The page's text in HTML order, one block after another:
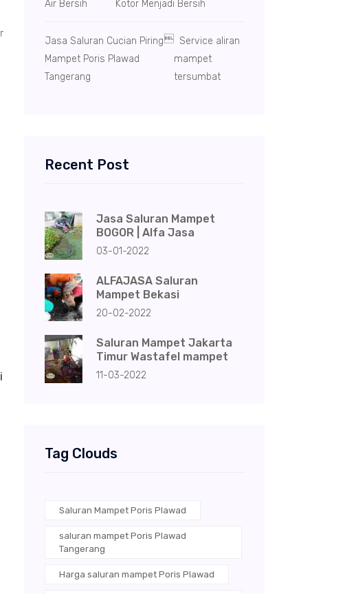
Air Bersih
Kotor Menjadi Bersih
Jasa Saluran Cucian Piring
Mampet Poris Plawad
Tangerang
Service aliran
mampet
tersumbat
Recent Post
Jasa Saluran Mampet
BOGOR | Alfa Jasa
03-01-2022
ALFAJASA Saluran
Mampet Bekasi
20-02-2022
Saluran Mampet Jakarta
Timur Wastafel mampet
11-03-2022
Tag Clouds
Saluran Mampet Poris Plawad
saluran mampet Poris Plawad
Tangerang
Harga saluran mampet Poris Plawad